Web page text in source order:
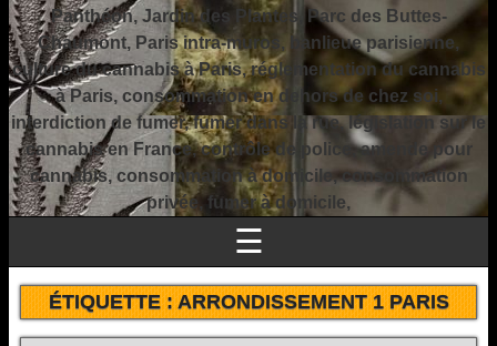
Panthéon, Jardin des Plantes, Parc des Buttes-
Chaumont, Paris intra-muros, banlieue parisienne,
culture du cannabis à Paris, réglementation du cannabis
à Paris, consommation en dehors de chez soi,
interdiction de fumer, fumer dans la rue, législation sur le
cannabis en France, contrôle de police, amende pour
cannabis, consommation à domicile, consommation
privée, fumer à domicile,
☰
ÉTIQUETTE :ARRONDISSEMENT 1 PARIS